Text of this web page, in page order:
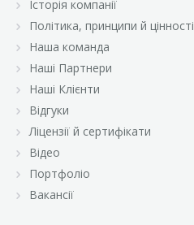
«Велмарт»
«ВК Експресс»
Історія компанії
Політика, принципи й цінності
Наша команда
Наші Партнери
Наші Клієнти
Відгуки
Ліцензії й сертифікати
Відео
Портфоліо
Вакансії